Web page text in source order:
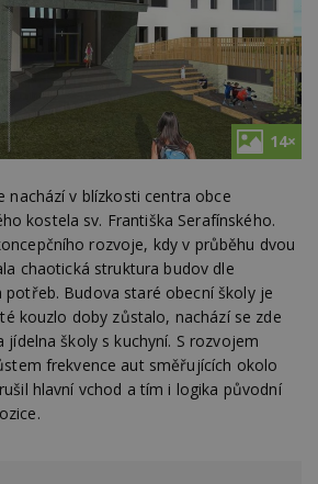
14×
nachází v blízkosti centra obce
kostela sv. Františka Serafínského.
rozvoje, kdy v průběhu dvou
chaotická struktura budov dle
Budova staré obecní školy je
kouzlo doby zůstalo, nachází se zde
jídelna školy s kuchyní. S rozvojem
frekvence aut směřujících okolo
hlavní vchod a tím i logika původní